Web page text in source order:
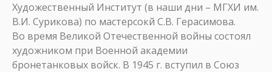
Художественный Институт (в наши дни – МГХИ им.
В.И. Сурикова) по мастерсокй С.В. Герасимова.
Во время Великой Отечественной войны состоял
художником при Военной академии
бронетанковых войск. В 1945 г. вступил в Союз